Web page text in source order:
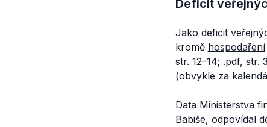
Deficit
Jako deficit
kromě hospodaření
str. 12–14; .pdf, str.
(obvykle za
Data Ministerstva
Babiše, odpovídal